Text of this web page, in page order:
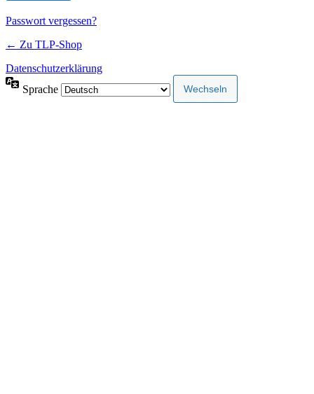
Passwort vergessen?
← Zu TLP-Shop
Datenschutzerklärung
Sprache